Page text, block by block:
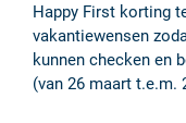
Happy First korting
vakantiewensen
kunnen checken en
(van 26 maart t.e.m.